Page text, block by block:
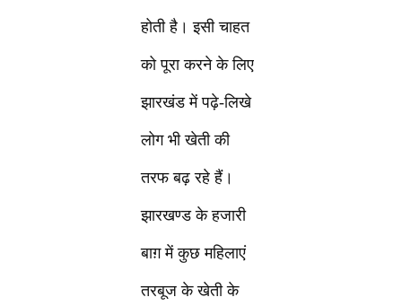
होती है। इसी चाहत
को पूरा करने के लिए
झारखंड में पढ़े-लिखे
लोग भी खेती की
तरफ बढ़ रहे हैं।
झारखण्ड के हजारी
बाग़ में कुछ महिलाएं
तरबूज के खेती के